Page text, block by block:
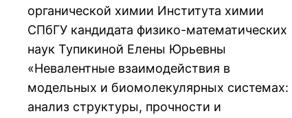
органической химии Института химии
СПбГУ кандидата физико-математических
наук Тупикиной Елены Юрьевны
«Невалентные взаимодействия в
модельных и биомолекулярных системах:
анализ структуры, прочности и